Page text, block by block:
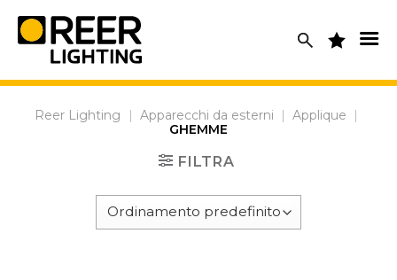
content
Reer Lighting | Apparecchi da esterni | Applique
|
GHEMME
FILTRA